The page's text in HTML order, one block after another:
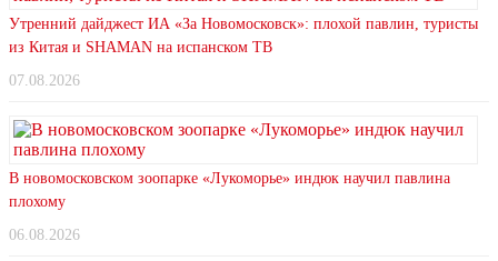
Утренний дайджест ИА «За Новомосковск»: плохой павлин, туристы
из Китая и SHAMAN на испанском ТВ
07.08.2026
В новомосковском зоопарке «Лукоморье» индюк научил павлина
плохому
06.08.2026